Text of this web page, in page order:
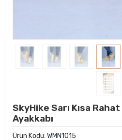
SkyHike Sarı Kısa
Ayakkabı
Ürün Kodu: WMN1015